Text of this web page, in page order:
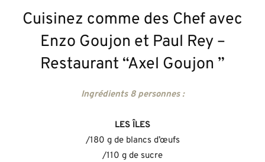
Cuisinez comme des Chef avec
Enzo Goujon et Paul Rey –
Restaurant “Axel Goujon ”
Ingrédients 8 personnes :
LES ÎLES
/180 g de blancs d’œufs
/110 g de sucre